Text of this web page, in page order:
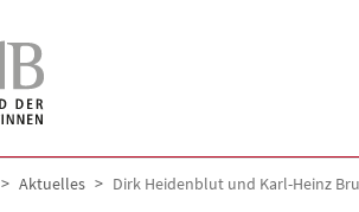
Aktuelles Dirk Heidenblut und Karl-Heinz